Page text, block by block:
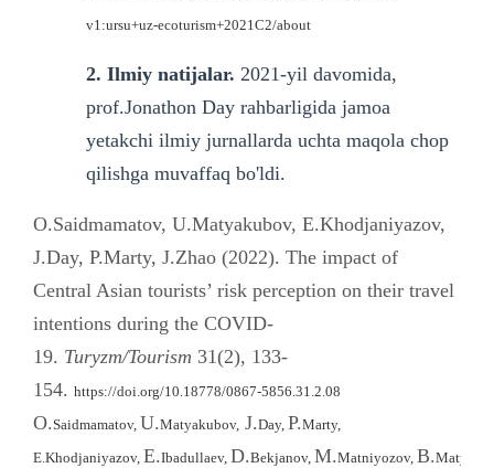
v1:ursu+uz-ecoturism+2021C2/about
2. Ilmiy natijalar. 2021-yil davomida,
prof.Jonathon Day rahbarligida jamoa
yetakchi ilmiy jurnallarda uchta maqola chop
qilishga muvaffaq bo'ldi.
O.Saidmamatov, U.Matyakubov, E.Khodjaniyazov,
J.Day, P.Marty, J.Zhao (2022). The impact of
Central Asian tourists’ risk perception on their travel
intentions during the COVID-
19. Turyzm/Tourism 31(2), 133-
154. https://doi.org/10.18778/0867-5856.31.2.08
O.Saidmamatov, U.Matyakubov, J.Day, P.Marty,
E. Khodjaniyazov, E.Ibadullaev, D.Bekjanov, M.Matniyozov, B.